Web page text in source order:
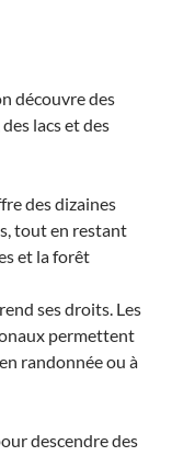
découvre des
lacs et des
des dizaines
tout en restant
et la forêt
ses droits. Les
permettent
randonnée ou à
descendre des